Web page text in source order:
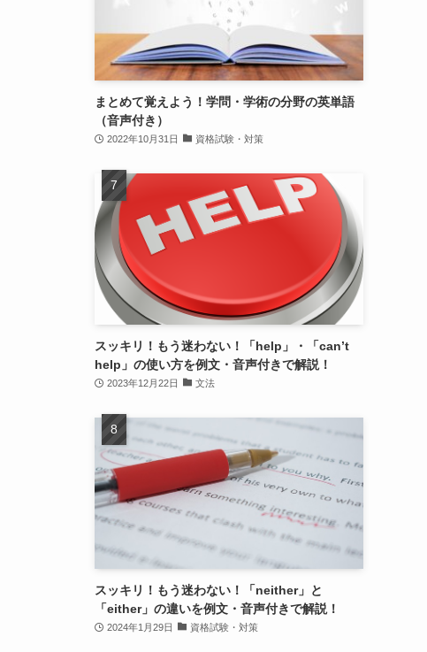
まとめて覚えよう！学問・学術の分野の英単語
（音声付き）
2022年10月31日 資格試験・対策
スッキリ！もう迷わない！「help」・「can’t
help」の使い方を例文・音声付きで解説！
2023年12月22日 文法
スッキリ！もう迷わない！「neither」と
「either」の違いを例文・音声付きで解説！
2024年1月29日 資格試験・対策